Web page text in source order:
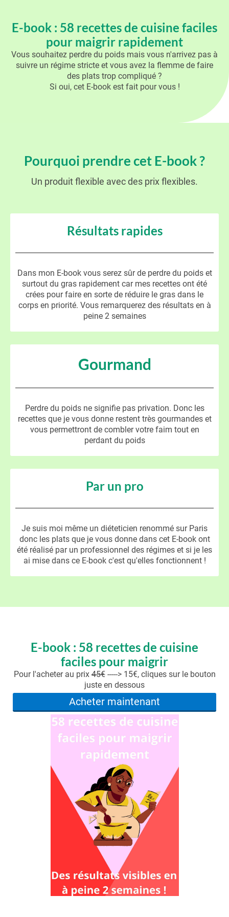
E-book : 58 recettes de cuisine faciles
pour maigrir rapidement
Vous souhaitez perdre du poids mais vous n'arrivez pas à
suivre un régime stricte et vous avez la flemme de faire
des plats trop compliqué ?
Si oui, cet E-book est fait pour vous !
Pourquoi prendre cet E-book ?
Un produit flexible avec des prix flexibles.
Résultats rapides
Dans mon E-book vous serez sûr de perdre du poids et
surtout du gras rapidement car mes recettes ont été
crées pour faire en sorte de réduire le gras dans le
corps en priorité. Vous remarquerez des résultats en à
peine 2 semaines
Gourmand
Perdre du poids ne signifie pas privation. Donc les
recettes que je vous donne restent très gourmandes et
vous permettront de combler votre faim tout en
perdant du poids
Par un pro
Je suis moi même un diéteticien renommé sur Paris
donc les plats que je vous donne dans cet E-book ont
été réalisé par un professionnel des régimes et si je les
ai mise dans ce E-book c'est qu'elles fonctionnent !
E-book : 58 recettes de cuisine
faciles pour maigrir
Pour l'acheter au prix45€-----> 15€, cliques sur le bouton
juste en dessous
Acheter maintenant